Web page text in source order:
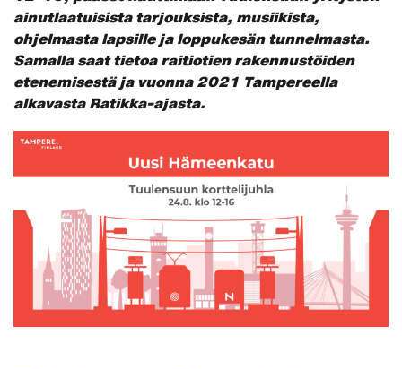
ainutlaatuisista tarjouksista, musiikista,
ohjelmasta lapsille ja loppukesän tunnelmasta.
Samalla saat tietoa raitiotien rakennustöiden
etenemisestä ja vuonna 2021 Tampereella
alkavasta Ratikka-ajasta.